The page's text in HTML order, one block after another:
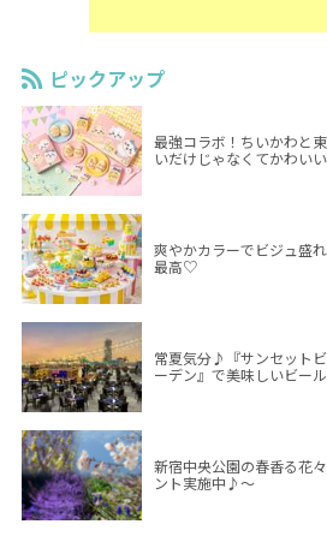
ピックアップ
最強コラボ！ちいかわと
いだけじゃなくてかわいい
爽やかカラーでビジュ盛
最高♡
常夏気分♪『サンセット
ーデン』で美味しいビー
新宿中央公園の春香る花
ント実施中♪～